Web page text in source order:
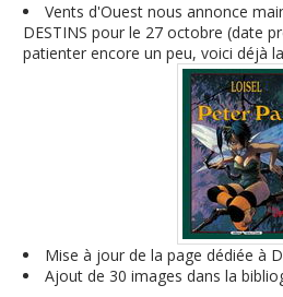
Vents d'Ouest nous annonce
DESTINS pour le 27 octobre (date
patienter encore un peu, voici déjà
Mise à jour de la page dédiée à
Ajout de 30 images dans la